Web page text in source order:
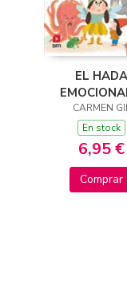
EL HADA
CARMEN
En stock
6,95 €
Comprar